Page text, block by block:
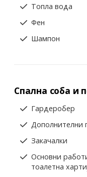
Топла вода
Фен
Шампон
Спална соба и
Гардеробер
Дополнителни
Закачалки
Основни
тоалетна